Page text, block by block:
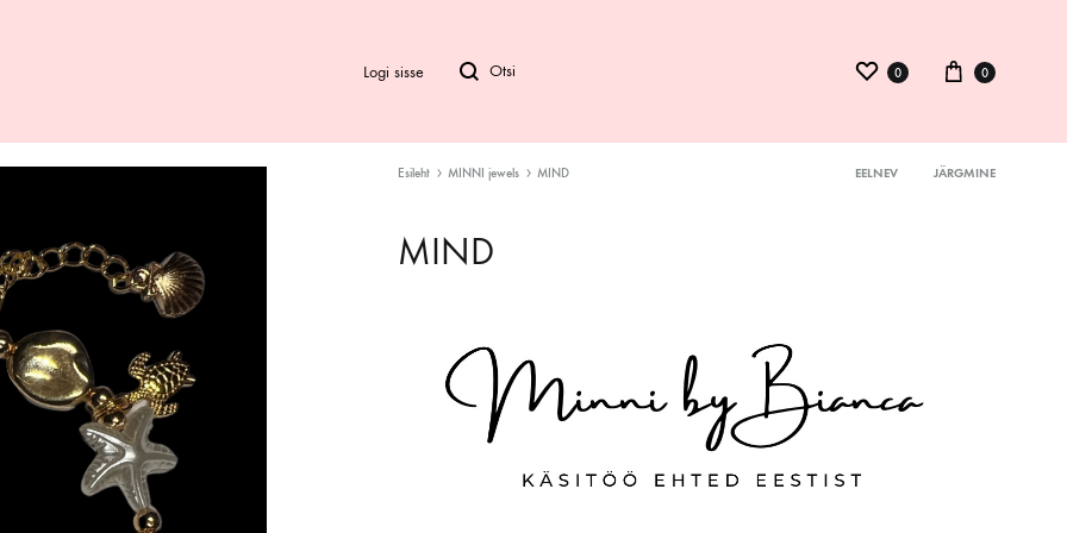
Logi sisse 0 0
Esileht MINNI jewels MIND EELNEV JÄRGMINE
MIND